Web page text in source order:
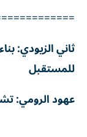
ثاني الزيودي:
للمستقبل
عهود الرومي: